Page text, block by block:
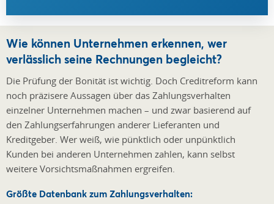
Wie können Unternehmen erkennen, wer
verlässlich seine Rechnungen begleicht?
Die Prüfung der Bonität ist wichtig. Doch Creditreform kann
noch präzisere Aussagen über das Zahlungsverhalten
einzelner Unternehmen machen – und zwar basierend auf
den Zahlungserfahrungen anderer Lieferanten und
Kreditgeber. Wer weiß, wie pünktlich oder unpünktlich
Kunden bei anderen Unternehmen zahlen, kann selbst
weitere Vorsichtsmaßnahmen ergreifen.
Größte Datenbank zum Zahlungsverhalten: